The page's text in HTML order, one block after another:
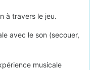
à travers le jeu.
avec le son (secouer,
musicale